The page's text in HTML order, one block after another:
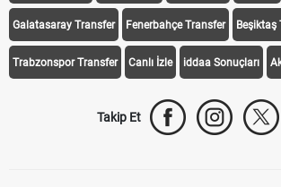
Galatasaray Transfer Fenerbahçe Transfer Beşiktaş
Trabzonspor Transfer Canlı İzle iddaa Sonuçları
Takip Et